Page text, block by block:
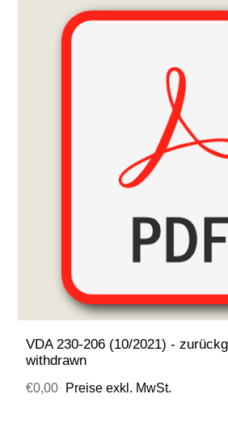
VDA 230-206 (10/2021) -
withdrawn
€0,00 Preise exkl. MwSt.